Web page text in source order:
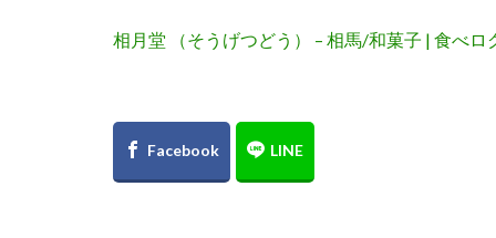
相月堂 （そうげつどう） – 相馬/和菓子 | 食べロ